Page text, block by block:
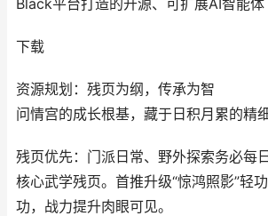
Black平台打造的开源、可扩展AI智能体
下载
资源规划：残页为纲，传承为智
问情宫的成长根基，藏于日积月累的精细
残页优先：门派日常、野外探索务必每
核心武学残页。首推升级“惊鸿照影”轻
功，战力提升肉眼可见。